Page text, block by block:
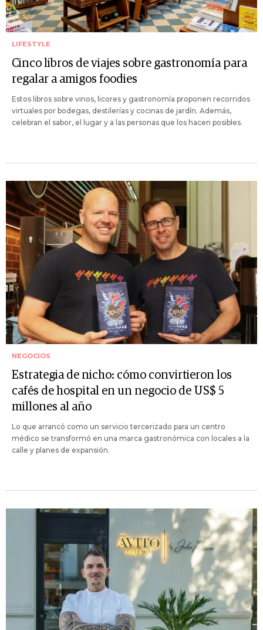
LIFESTYLE
Cinco libros de viajes sobre gastronomía para
regalar a amigos foodies
Estos libros sobre vinos, licores y gastronomía proponen recorridos
virtuales por bodegas, destilerías y cocinas de jardín. Además,
celebran el sabor, el lugar y a las personas que los hacen posibles.
NEGOCIOS
Estrategia de nicho: cómo convirtieron los
cafés de hospital en un negocio de US$ 5
millones al año
Lo que arrancó como un servicio tercerizado para un centro
médico se transformó en una marca gastronómica con locales a la
calle y planes de expansión.